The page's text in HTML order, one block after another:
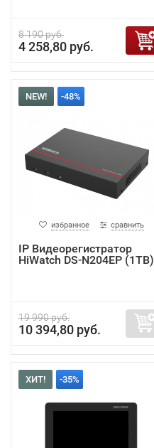
8 190 руб.
4 258,80 руб.
NEW! -48%
избранное сравнить
IP Видеорегистратор
HiWatch DS-N204EP (1TB)
19 990 руб.
10 394,80 руб.
ХИТ! -35%